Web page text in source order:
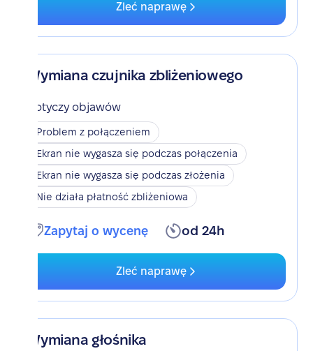
Zleć naprawę
Wymiana czujnika zbliżeniowego
Dotyczy objawów
Problem z połączeniem
Ekran nie wygasza się podczas połączenia
Ekran nie wygasza się podczas złożenia
Nie działa płatność zbliżeniowa
Zapytaj o wycenę od 24h
Zleć naprawę
Wymiana głośnika